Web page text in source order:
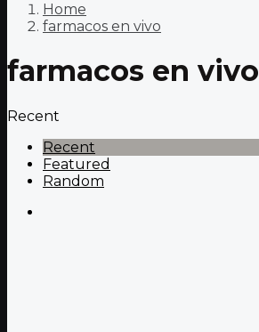
Home
farmacos en vivo
farmacos en vivo
Recent
Recent
Featured
Random